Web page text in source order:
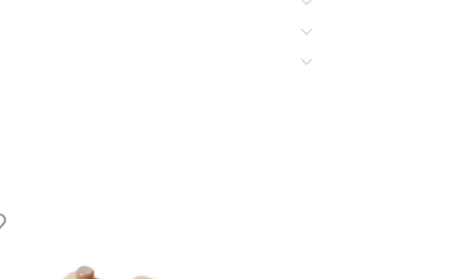
e outros artigos incríveis da